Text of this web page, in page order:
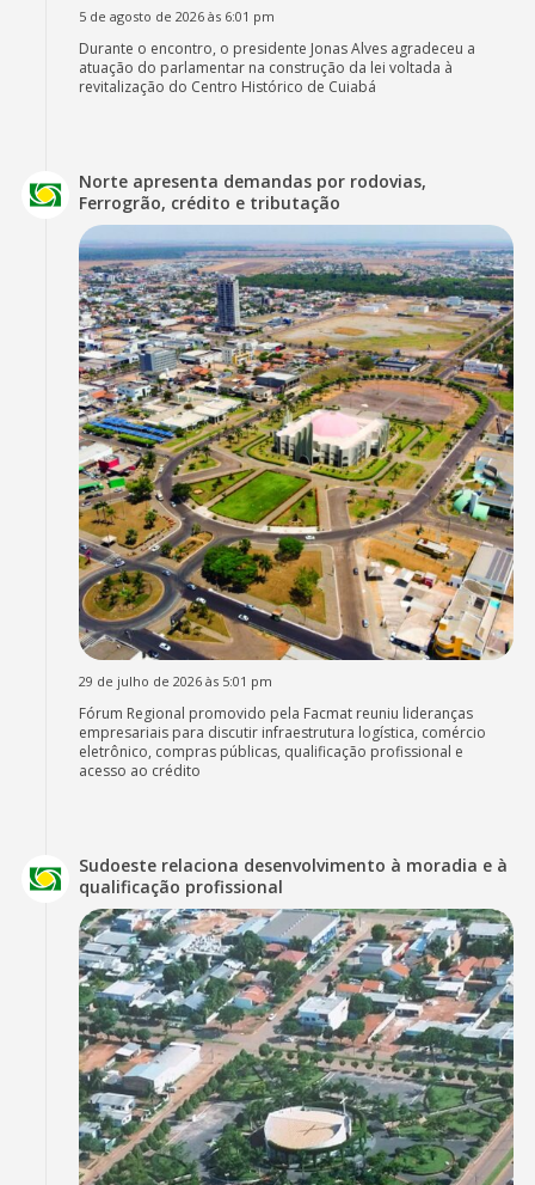
5 de agosto de 2026 às 6:01 pm
Durante o encontro, o presidente Jonas Alves agradeceu a
atuação do parlamentar na construção da lei voltada à
revitalização do Centro Histórico de Cuiabá
Norte apresenta demandas por rodovias,
Ferrogrão, crédito e tributação
29 de julho de 2026 às 5:01 pm
Fórum Regional promovido pela Facmat reuniu lideranças
empresariais para discutir infraestrutura logística, comércio
eletrônico, compras públicas, qualificação profissional e
acesso ao crédito
Sudoeste relaciona desenvolvimento à moradia e à
qualificação profissional